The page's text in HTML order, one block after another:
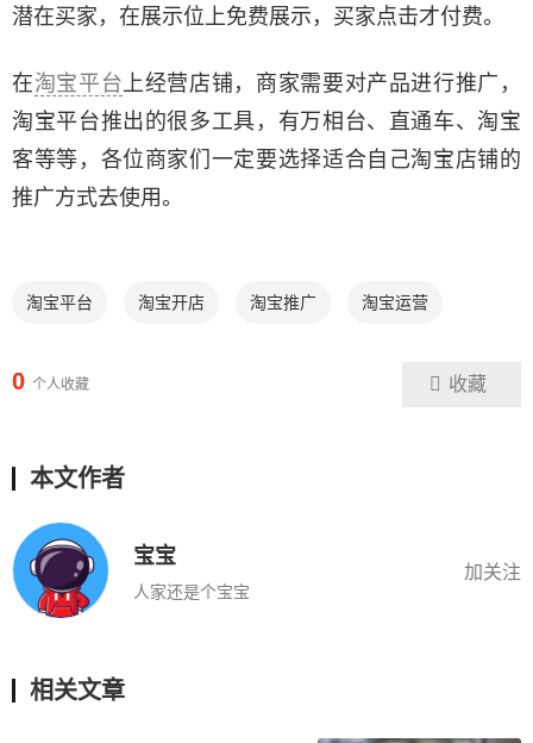
潜在买家，在展示位上免费展示，买家点击才付费。
在淘宝平台上经营店铺，商家需要对产品进行推广，
淘宝平台推出的很多工具，有万相台、直通车、淘宝
客等等，各位商家们一定要选择适合自己淘宝店铺的
推广方式去使用。
淘宝平台 淘宝开店 淘宝推广 淘宝运营
0 个人收藏 收藏
本文作者
宝宝
人家还是个宝宝
加关注
相关文章